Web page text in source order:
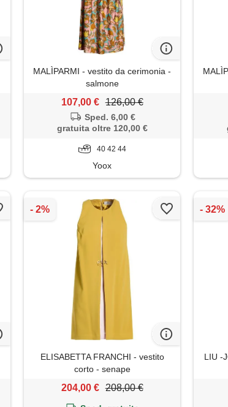
MALÌPARMI - vestito da cerimonia -
salmone
107,00 € 126,00 €
Sped. 6,00 €
gratuita oltre 120,00 €
40 42 44
Yoox
ELISABETTA FRANCHI - vestito
corto - senape
204,00 € 208,00 €
LIU -